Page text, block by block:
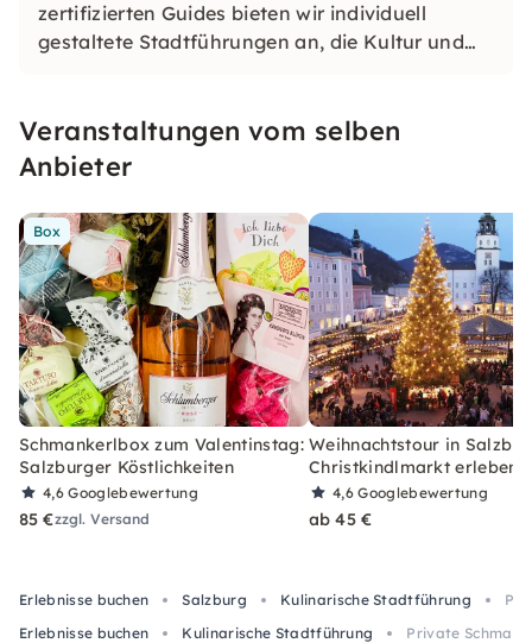
zertifizierten Guides bieten wir individuell
gestaltete Stadtführungen an, die Kultur und
darauf, Salzburg mit dir neu zu entdecken.
Veranstaltungen vom selben
Anbieter
Box
Schmankerlbox zum Valentinstag:
Salzburger Köstlichkeiten
4,6Googlebewertung
85 €zzgl. Versand
Weihnachtstour in
Christkindlmarkt erleben
4,6Googlebewertung
ab 45 €
Erlebnisse buchen Salzburg Kulinarische Stadtführung
Erlebnisse buchen
Kulinarische Stadtführung Private